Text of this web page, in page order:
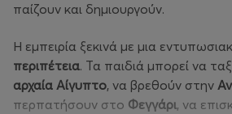
παίζουν και δημιουργούν.
Η εμπειρία ξεκινά με μια
περιπέτεια. Τα παιδιά μπορεί να
αρχαία Αίγυπτο, να βρεθούν στην
περπατήσουν στο Φεγγάρι, να